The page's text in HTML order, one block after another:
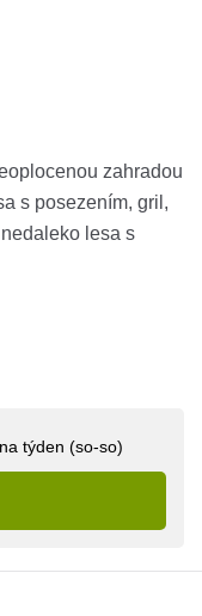
zahradou
s posezením, gril,
lesa s
týden (so-so)